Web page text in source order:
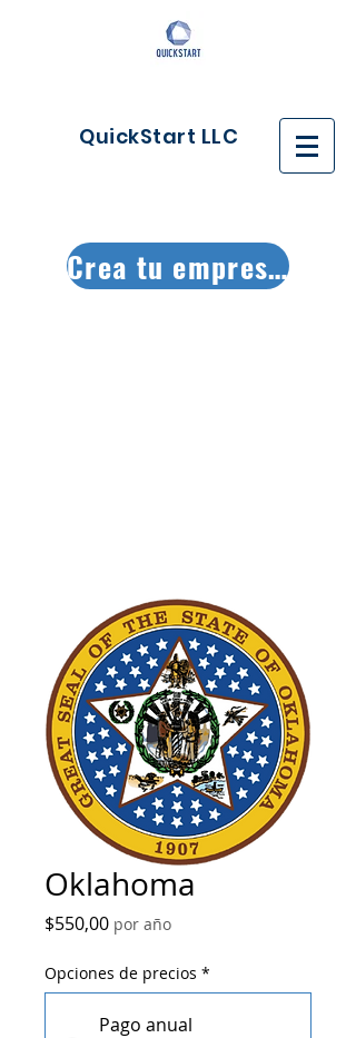
QuickStart LLC
Crea tu empresa ya!
Oklahoma
$550,00Precio
por año
Opciones de precios *
Pago anual